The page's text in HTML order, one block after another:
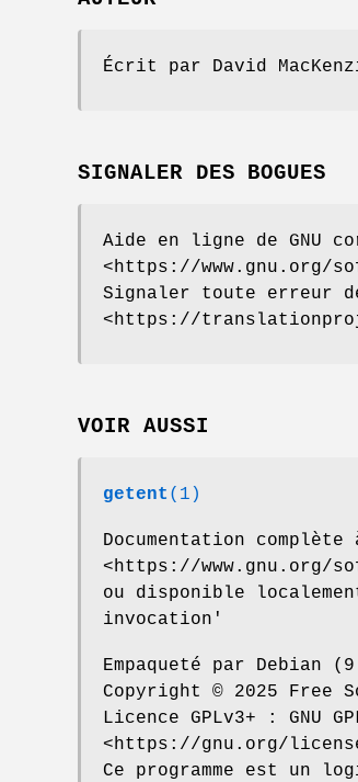
Écrit par David
SIGNALER DES BOGUES
Aide en ligne de GNU
<https://www.gnu.org/
Signaler toute erreur
<https://
VOIR AUSSI
getent (1)
Documentation complète
<https://www.gnu.org/
ou disponible
invocation'
Empaqueté par Debian
Copyright © 2025 Free
Licence GPLv3+ : GNU
<https://gnu.org/
Ce programme est un